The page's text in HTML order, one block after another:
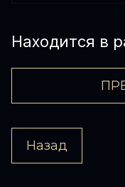
Находится в
Назад